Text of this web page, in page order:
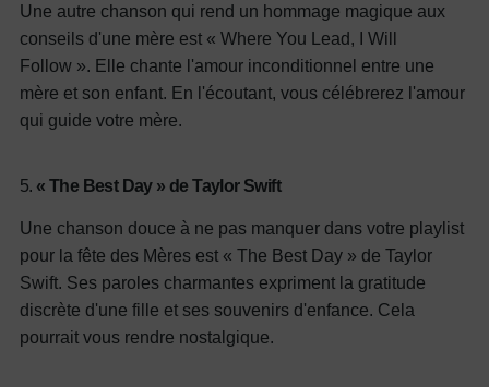
Une autre chanson qui rend un hommage magique aux
conseils d'une mère est « Where You Lead, I Will
Follow ». Elle chante l'amour inconditionnel entre une
mère et son enfant. En l'écoutant, vous célébrerez l'amour
qui guide votre mère.
5. « The Best Day » de Taylor Swift
Une chanson douce à ne pas manquer dans votre playlist
pour la fête des Mères est « The Best Day » de Taylor
Swift. Ses paroles charmantes expriment la gratitude
discrète d'une fille et ses souvenirs d'enfance. Cela
pourrait vous rendre nostalgique.